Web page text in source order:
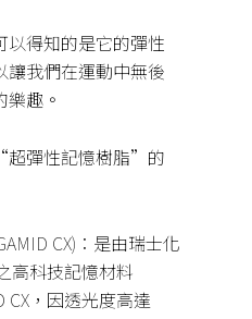
以得知的是它的彈性
讓我們在運動中無後
趣。
超彈性記憶樹脂”的
CX)：是由瑞士化
高科技記憶材料
CX，因透光度高達